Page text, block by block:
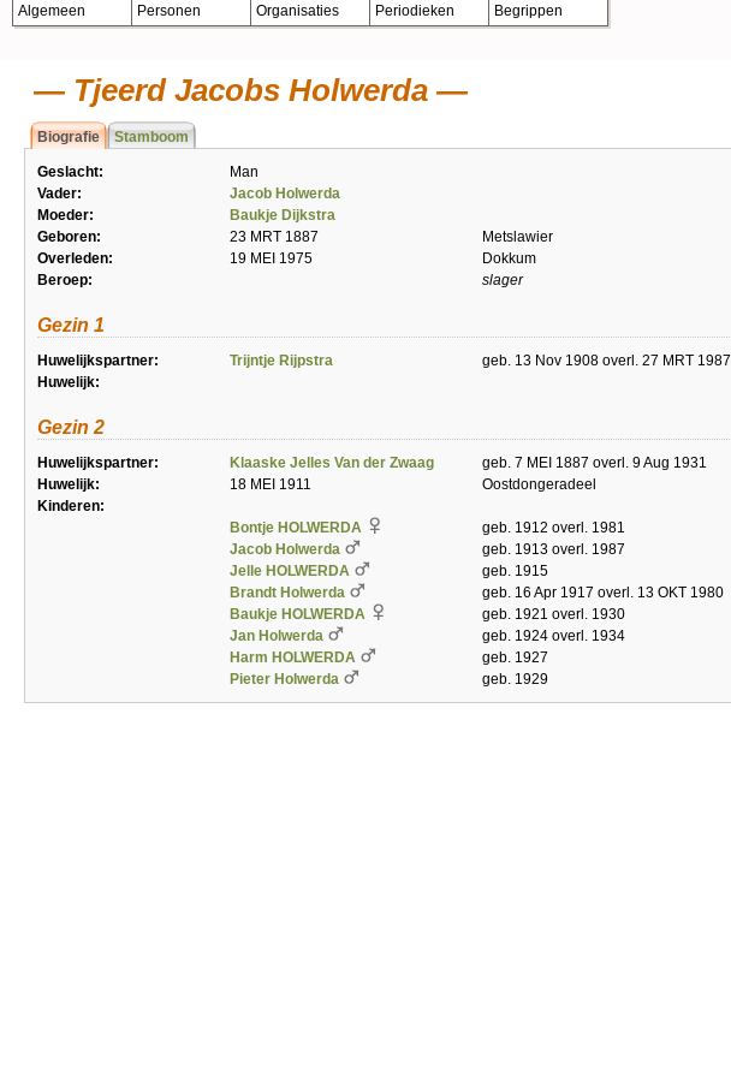
Algemeen Personen Organisaties Periodieken Begrippen
Tjeerd Jacobs Holwerda
Biografie Stamboom
Geslacht:
Man
Vader:
Jacob Holwerda
Moeder:
Baukje Dijkstra
Geboren:
23 MRT 1887
Metslawier
Overleden:
19 MEI 1975
Dokkum
Beroep:
slager
Gezin 1
Huwelijkspartner: Trijntje Rijpstra
geb. 13 Nov 1908 overl. 27 MRT 1987
Huwelijk:
Gezin 2
Huwelijkspartner: Klaaske Jelles Van der Zwaag
geb. 7 MEI 1887 overl. 9 Aug 1931
Huwelijk:
18 MEI 1911
Oostdongeradeel
Kinderen:
Bontje HOLWERDA
geb. 1912 overl. 1981
Jacob Holwerda
geb. 1913 overl. 1987
Jelle HOLWERDA
geb. 1915
Brandt Holwerda
geb. 16 Apr 1917 overl. 13 OKT 1980
Baukje HOLWERDA
geb. 1921 overl. 1930
Jan Holwerda
geb. 1924 overl. 1934
Harm HOLWERDA
geb. 1927
Pieter Holwerda
geb. 1929